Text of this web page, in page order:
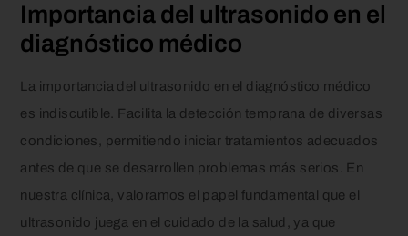
Importancia del ultrasonido en el
diagnóstico médico
La importancia del ultrasonido en el diagnóstico médico
es indiscutible. Facilita la detección temprana de diversas
condiciones, permitiendo iniciar tratamientos adecuados
antes de que se desarrollen problemas más serios. En
nuestra clínica, valoramos el papel fundamental que el
ultrasonido juega en el cuidado de la salud, ya que